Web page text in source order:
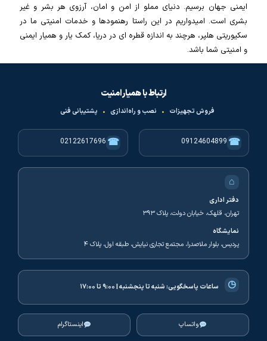
ایمنی جهان برسیم. دنیای مملو از امن و امان، آرزوی هر بشر و غیر
بشری است. امیدواریم در این راستا رهنمودها و خدمات امنیتی ما در
سکیوریتی هلپر، هرچند به اندازه قطره ای در دریا، کمک یار و همیار ایمنی
و امنیتی شما باشد.
ارتباط با همیار امنیت
فروش تجهیزات • نصب و راه‌اندازی • پشتیبانی فنی
☎
09124604899
☎
02122617696
⌂
دفتر اداری
تهران، قلهک، خیابان دولت، پلاک ۳۹۳
نمایشگاه
پردیس، بلوار ملاصدرا، مجتمع تجاری نیایش، طبقه اول، پلاک ۴
◷ ساعات پاسخگویی:شنبه تا پنجشنبه | ۹:۰۰ تا ۱۷:۰۰
واتساپ اینستاگرام